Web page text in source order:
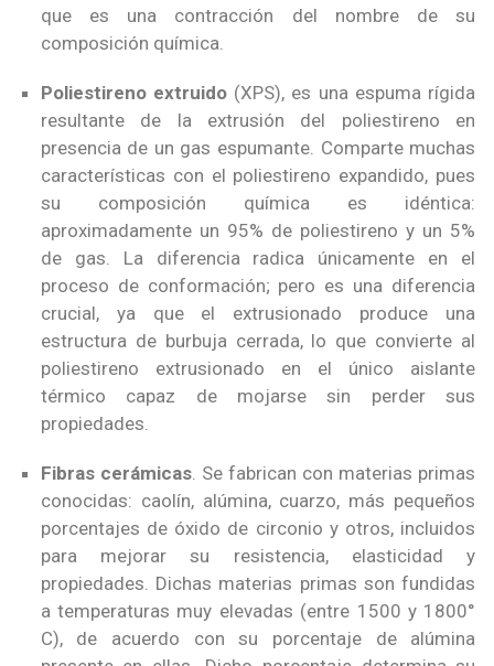
que es una contracción del nombre de su
composición química.
Poliestireno extruido(XPS), es una espuma rígida
resultante de la extrusión del poliestireno en
presencia de un gas espumante. Comparte muchas
características con el poliestireno expandido, pues
su composición química es idéntica:
aproximadamente un 95% de poliestireno y un 5%
de gas. La diferencia radica únicamente en el
proceso de conformación; pero es una diferencia
crucial, ya que el extrusionado produce una
estructura de burbuja cerrada, lo que convierte al
poliestireno extrusionado en el único aislante
térmico capaz de mojarse sin perder sus
propiedades.
Fibras cerámicas. Se fabrican con materias primas
conocidas: caolín, alúmina, cuarzo, más pequeños
porcentajes de óxido de circonio y otros, incluidos
para mejorar su resistencia, elasticidad y
propiedades. Dichas materias primas son fundidas
a temperaturas muy elevadas (entre 1500 y 1800°
C), de acuerdo con su porcentaje de alúmina